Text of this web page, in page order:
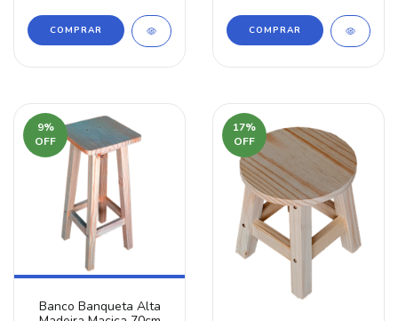
COMPRAR COMPRAR
9%
OFF
Banco Banqueta Alta
17%
OFF